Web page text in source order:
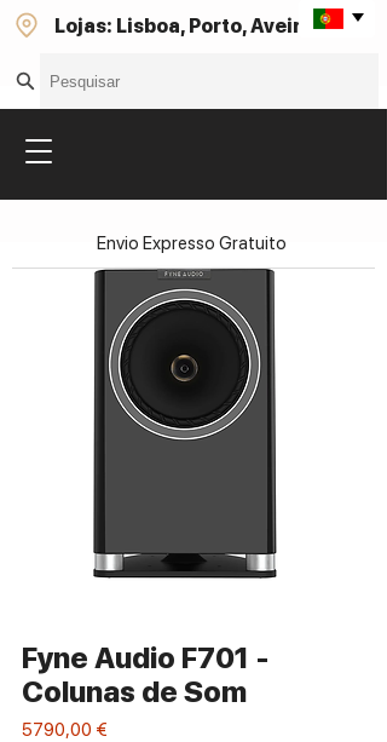
Lojas: Lisboa, Porto, Aveiro
Fyne Audio F701 -
Colunas de Som
5790,00 €
Envio Expresso Gratuito